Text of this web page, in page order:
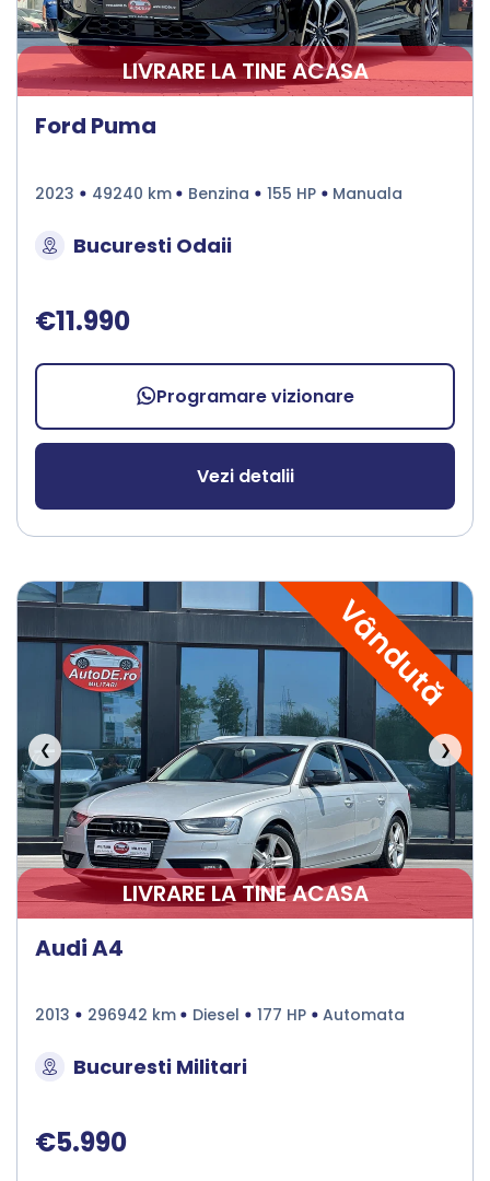
LIVRARE LA TINE ACASA
Ford Puma
2023 49240 km Benzina 155 HP Manuala
Bucuresti Odaii
€11.990
Programare vizionare
Vezi detalii
Vândută
❮ ❯
LIVRARE LA TINE ACASA
Audi A4
2013 296942 km Diesel 177 HP Automata
Bucuresti Militari
€5.990